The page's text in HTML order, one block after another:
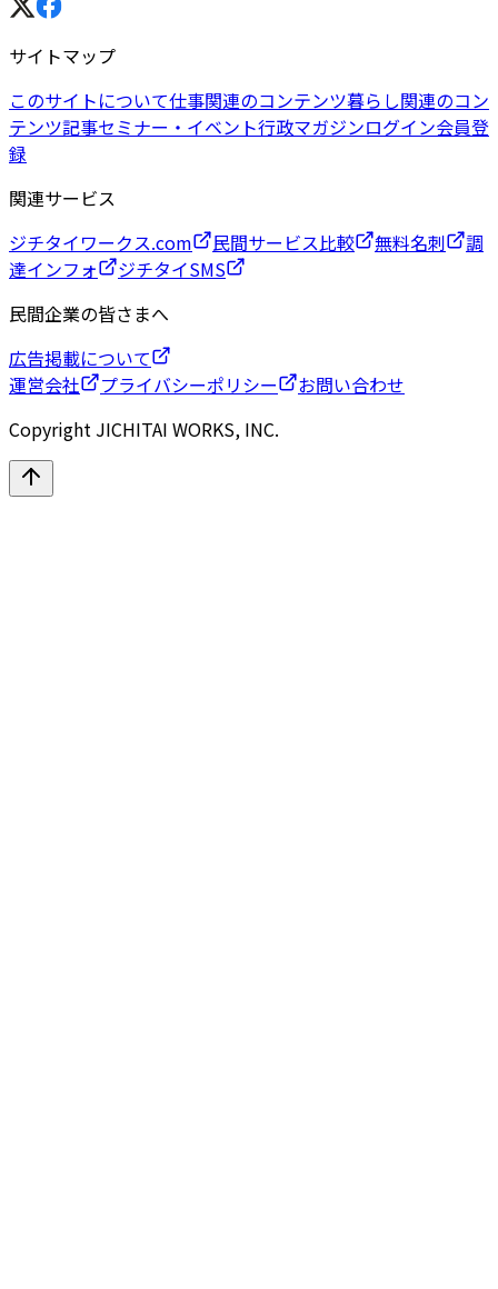
サイトマップ
このサイトについて仕事関連のコンテンツ暮らし関連のコン
テンツ記事セミナー・イベント行政マガジンログイン会員登
録
関連サービス
ジチタイワークス.com
民間サービス比較 無料名刺
調
達インフォ
ジチタイSMS
民間企業の皆さまへ
広告掲載について
運営会社
プライバシーポリシー
お問い合わせ
Copyright JICHITAI WORKS, INC.